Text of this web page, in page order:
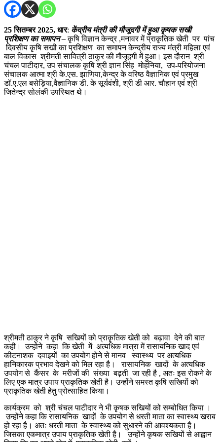
25 सितम्बर 2025, धार: केंद्रीय मंत्री की मौजूदगी में हुआ कृषक सखी
प्रशिक्षण का समापन –कृषि विज्ञान केन्द्र ,मनावर में प्राकृतिक खेती पर पांच
दिवसीय कृषि सखी का प्रशिक्षण का समापन केन्द्रीय राज्य मंत्री महिला एवं
बाल विकास श्रीमती सावित्री ठाकुर की मौजूदगी में हुआ। इस दौरान श्री
चंचल पाटीदार, उप संचालक कृषि श्री ज्ञान सिंह मोहनिया, उप-परियोजना
संचालक आत्मा श्री के.एस. झाणिया,केन्द्र के वरिष्ठ वैज्ञानिक एवं प्रमुख
डॉ.ए.एल बसेड़िया,वैज्ञानिक डी. के सूर्यवंशी, श्री डी आर. चौहान एवं श्री
जितेन्द्र सोलंकी उपस्थित थे।
श्रीमती ठाकुर ने कृषि सखियों को प्राकृतिक खेती को बढ़ावा देने की बात
कही। उन्होने कहा कि खेती में अत्यधिक मात्रा में रासायनिक खाद एवं
कीटनाशक दवाइयों का उपयोग होने से मानव स्वास्थ्य पर अत्यधिक
हानिकारक प्रभाव देखने को मिल रहा है। रासायनिक खादों के अत्यधिक
उपयोग से कैंसर के मरीजों की संख्या बढ़ती जा रही है , अतः इस रोकने के
लिए एक मात्र उपाय प्राकृतिक खेती है। उन्होंने समस्त कृषि सखियों को
प्राकृतिक खेती हेतु प्रोत्साहित किया।
कार्यक्रम को श्री चंचल पाटीदार ने भी कृषक सखियों को सम्बोधित किया ।
उन्होंने कहा कि रासायनिक खादों के उपयोग से धरती माता का स्वास्थ्य खराब
हो रहा है। अतः धरती माता के स्वास्थ्य को सुधारने की आवश्यकता है।
जिसका एकमात्र उपाय प्राकृतिक खेती है। उन्होंने कृषक सखियों से आह्वान